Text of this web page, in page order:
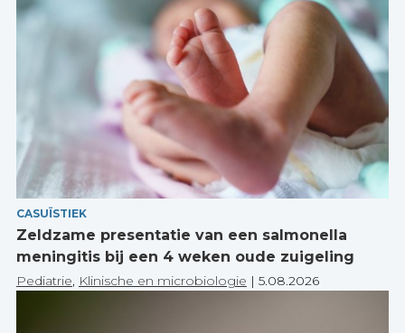
CASUÏSTIEK
Zeldzame presentatie van een salmonella
meningitis bij een 4 weken oude zuigeling
Pediatrie, Klinische en microbiologie | 5.08.2026